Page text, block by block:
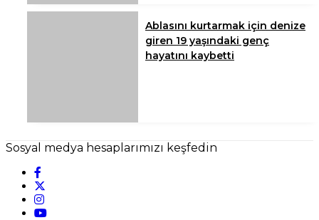
Ablasını kurtarmak için denize
giren 19 yaşındaki genç
hayatını kaybetti
Sosyal medya hesaplarımızı keşfedin